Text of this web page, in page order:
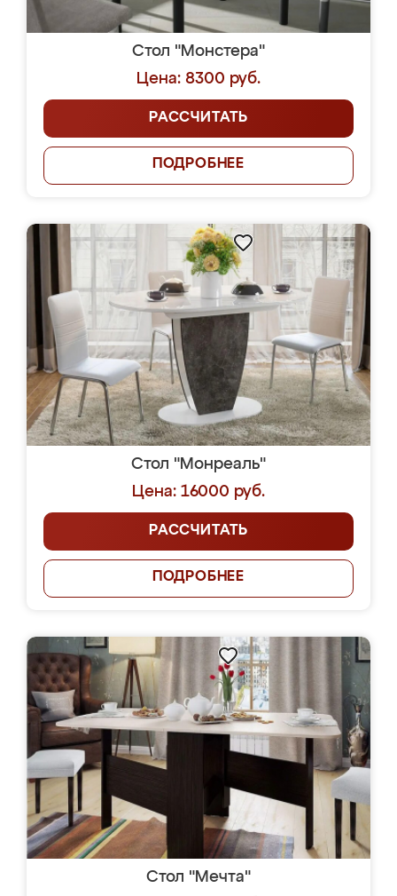
Стол "Монстера"
Цена: 8300 руб.
РАССЧИТАТЬ
ПОДРОБНЕЕ
Стол "Монреаль"
Цена: 16000 руб.
РАССЧИТАТЬ
ПОДРОБНЕЕ
Стол "Мечта"